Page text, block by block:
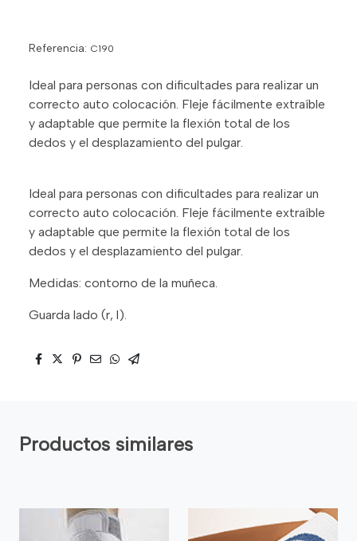
Referencia: C190
Ideal para personas con dificultades para realizar un
correcto auto colocación. Fleje fácilmente extraíble
y adaptable que permite la flexión total de los
dedos y el desplazamiento del pulgar.
Ideal para personas con dificultades para realizar un
correcto auto colocación. Fleje fácilmente extraíble
y adaptable que permite la flexión total de los
dedos y el desplazamiento del pulgar.
Medidas: contorno de la muñeca.
Guarda lado (r, l).
Productos similares